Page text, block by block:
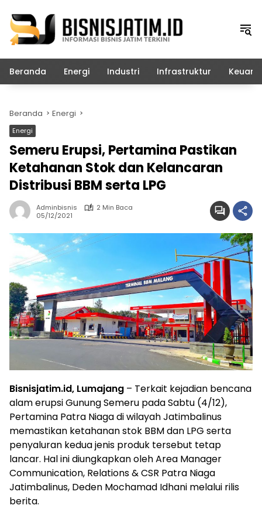
konten
Beranda Energi Industri Infrastruktur
Beranda Energi
Energi
Semeru Erupsi, Pertamina Pastikan
Ketahanan Stok dan Kelancaran
Distribusi BBM serta LPG
Adminbisnis
2 Min Baca
05/12/2021
Bisnisjatim.id, Lumajang – Terkait kejadian bencana
alam erupsi Gunung Semeru pada Sabtu (4/12),
Pertamina Patra Niaga di wilayah Jatimbalinus
memastikan ketahanan stok BBM dan LPG serta
penyaluran kedua jenis produk tersebut tetap
lancar. Hal ini diungkapkan oleh Area Manager
Communication, Relations & CSR Patra Niaga
Jatimbalinus, Deden Mochamad Idhani melalui rilis
berita.